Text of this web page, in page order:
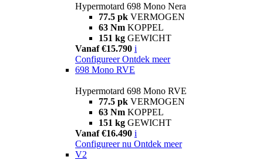
Hypermotard 698 Mono Nera
77.5 pk VERMOGEN
63 Nm KOPPEL
151 kg GEWICHT
Vanaf €15.790 i
Configureer Ontdek meer
698 Mono RVE
Hypermotard 698 Mono RVE
77.5 pk VERMOGEN
63 Nm KOPPEL
151 kg GEWICHT
Vanaf €16.490 i
Configureer nu Ontdek meer
V2